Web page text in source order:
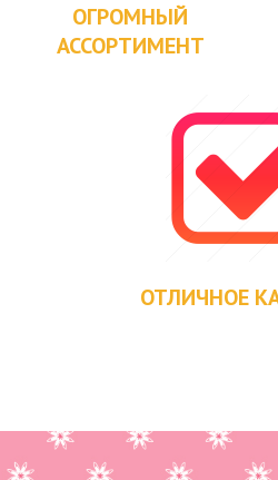
ОГРОМНЫЙ
АССОРТИМЕНТ
ОТЛИЧНОЕ